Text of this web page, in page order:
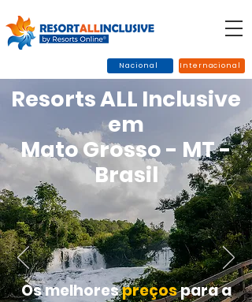
Nacional Internacional
Resorts ALL Inclusive
em
Mato Grosso - MT -
Brasil
Os melhorespreçospara a